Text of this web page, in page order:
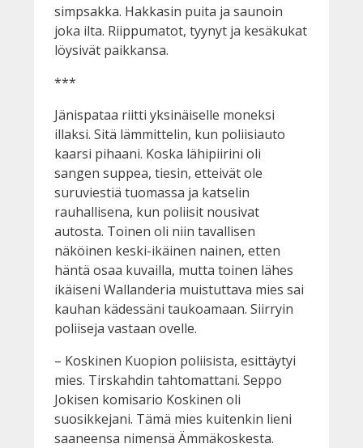
simpsakka. Hakkasin puita ja saunoin
joka ilta. Riippumatot, tyynyt ja kesäkukat
löysivät paikkansa.
***
Jänispataa riitti yksinäiselle moneksi
illaksi. Sitä lämmittelin, kun poliisiauto
kaarsi pihaani. Koska lähipiirini oli
sangen suppea, tiesin, etteivät ole
suruviestiä tuomassa ja katselin
rauhallisena, kun poliisit nousivat
autosta. Toinen oli niin tavallisen
näköinen keski-ikäinen nainen, etten
häntä osaa kuvailla, mutta toinen lähes
ikäiseni Wallanderia muistuttava mies sai
kauhan kädessäni taukoamaan. Siirryin
poliiseja vastaan ovelle.
– Koskinen Kuopion poliisista, esittäytyi
mies. Tirskahdin tahtomattani. Seppo
Jokisen komisario Koskinen oli
suosikkejani. Tämä mies kuitenkin lieni
saaneensa nimensä Ämmäkoskesta.